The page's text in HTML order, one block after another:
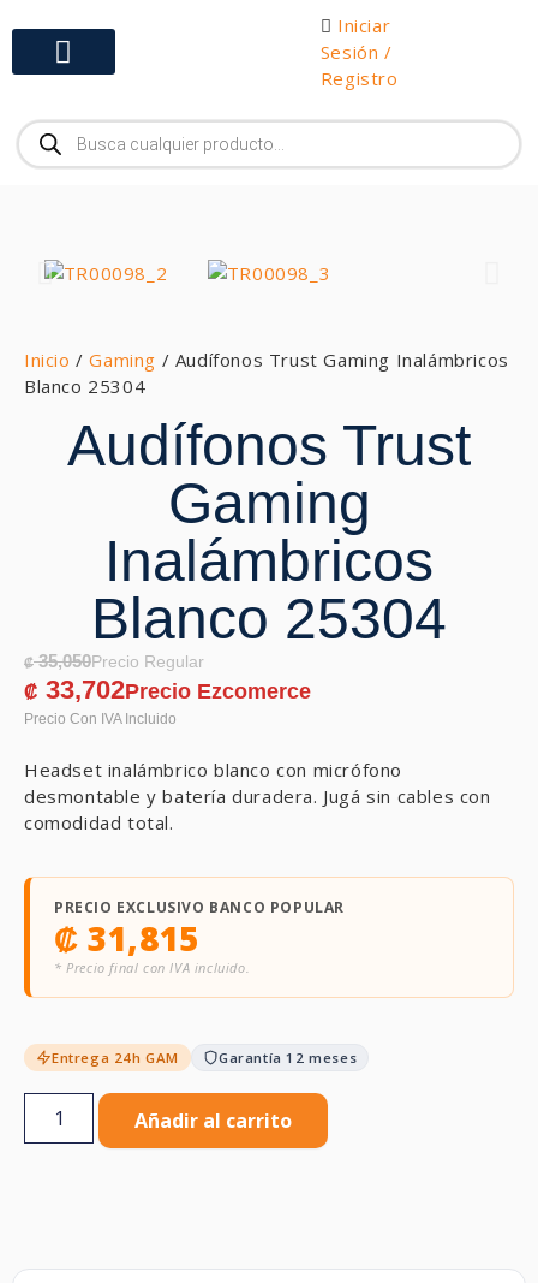
Iniciar
Sesión /
Registro
Inicio /Gaming / Audífonos Trust Gaming Inalámbricos
Blanco 25304
Audífonos Trust
Gaming
Inalámbricos
Blanco 25304
₡35,050
₡ 33,702
Headset inalámbrico blanco con micrófono
desmontable y batería duradera. Jugá sin cables con
comodidad total.
PRECIO EXCLUSIVO BANCO POPULAR
₡ 31,815
* Precio final con IVA incluido.
Entrega 24h GAM Garantía 12 meses
Añadir al carrito